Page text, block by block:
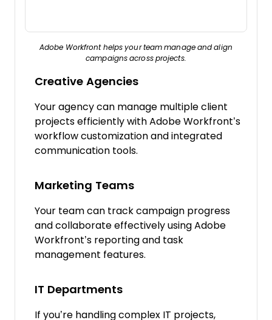
Adobe Workfront helps your team manage and align
campaigns across projects.
Creative Agencies
Your agency can manage multiple client
projects efficiently with Adobe Workfront’s
workflow customization and integrated
communication tools.
Marketing Teams
Your team can track campaign progress
and collaborate effectively using Adobe
Workfront’s reporting and task
management features.
IT Departments
If you’re handling complex IT projects,